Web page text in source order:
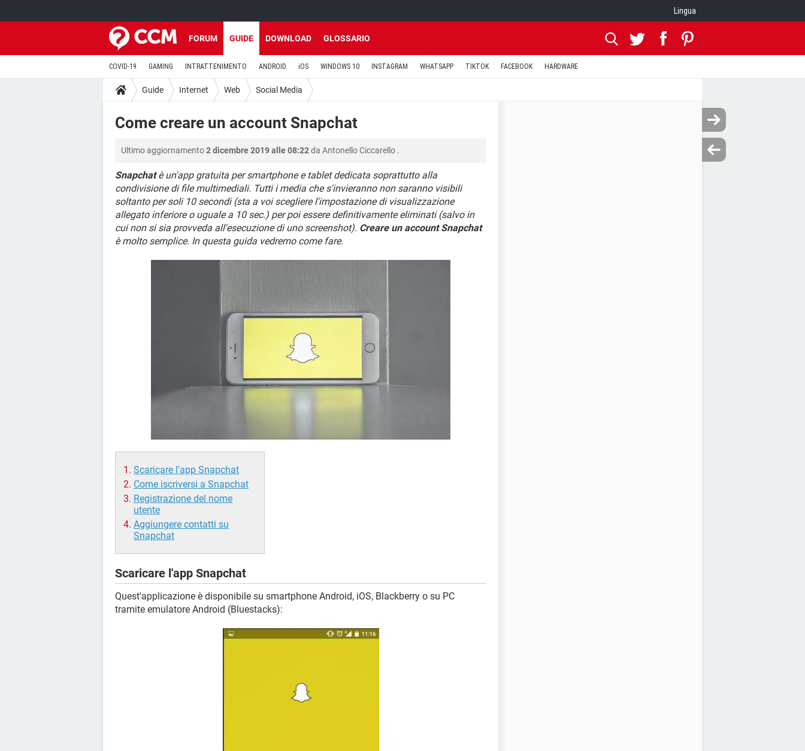
Lingua
FORUM GUIDE DOWNLOAD GLOSSARIO
COVID-19 GAMING INTRATTENIMENTO ANDROID iOS WINDOWS 10 INSTAGRAM WHATSAPP TIKTOK FACEBOOK HARDWARE
Guide Internet Web Social Media
Come creare un account Snapchat
Ultimo aggiornamento2 dicembre 2019 alle 08:22da Antonello Ciccarello .
Snapchatè un'app gratuita per smartphone e tablet dedicata soprattutto alla
condivisione di file multimediali. Tutti i media che s'invieranno non saranno visibili
soltanto per soli 10 secondi (sta a voi scegliere l'impostazione di visualizzazione
allegato inferiore o uguale a 10 sec.) per poi essere definitivamente eliminati (salvo in
cui non si sia provveda all'esecuzione di uno screenshot). Creare un account Snapchat
è molto semplice. In questa guida vedremo come fare.
Scaricare l'app Snapchat
Come iscriversi a Snapchat
Registrazione del nome
utente
Aggiungere contatti su
Snapchat
Scaricare l'app Snapchat
Quest'applicazione è disponibile su smartphone Android, iOS, Blackberry o su PC
tramite emulatore Android (Bluestacks):